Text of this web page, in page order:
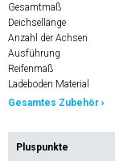
Gesamtmaß
Deichsellänge
Anzahl der Achsen
Ausführung
Reifenmaß
Ladeboden Material
Gesamtes Zubehör ›
Pluspunkte